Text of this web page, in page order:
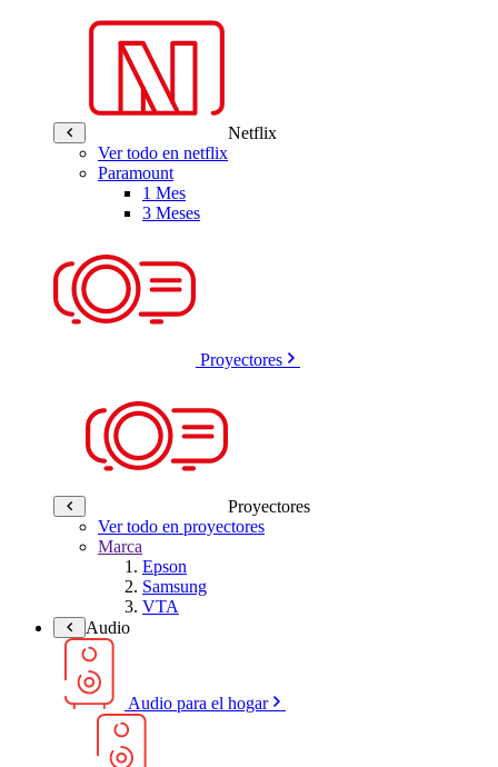
Netflix
Ver todo en netflix
Paramount
1 Mes
3 Meses
Proyectores
Proyectores
Ver todo en proyectores
Marca
Epson
Samsung
VTA
Audio
Audio para el hogar